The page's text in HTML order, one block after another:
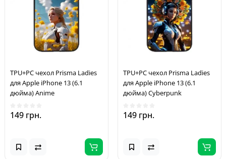
TPU+PC чехол Prisma Ladies
для Apple iPhone 13 (6.1
дюйма) Anime
149 грн.
TPU+PC чехол Prisma Ladies
для Apple iPhone 13 (6.1
дюйма) Cyberpunk
149 грн.